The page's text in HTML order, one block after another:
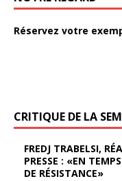
Réservez votre
CRITIQUE DE LA
FREDJ TRABELSI,
PRESSE : «EN
DE RÉSISTANCE»